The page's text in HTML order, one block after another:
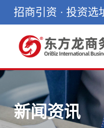
招商引资 · 投资选
新闻资讯